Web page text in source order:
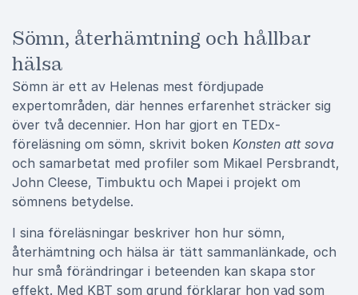
Sömn, återhämtning och hållbar
hälsa
Sömn är ett av Helenas mest fördjupade
expertområden, där hennes erfarenhet sträcker sig
över två decennier. Hon har gjort en TEDx-
föreläsning om sömn, skrivit boken Konsten att sova
och samarbetat med profiler som Mikael Persbrandt,
John Cleese, Timbuktu och Mapei i projekt om
sömnens betydelse.
I sina föreläsningar beskriver hon hur sömn,
återhämtning och hälsa är tätt sammanlänkade, och
hur små förändringar i beteenden kan skapa stor
effekt. Med KBT som grund förklarar hon vad som